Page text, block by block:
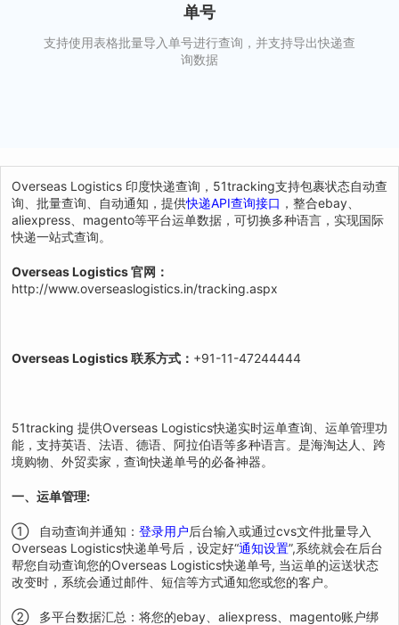
单号
支持使用表格批量导入单号进行查询，并支持导出快递查
询数据
Overseas Logistics 印度快递查询，51tracking支持包裹状态自动查
询、批量查询、自动通知，提供快递API查询接口 ，整合ebay、
aliexpress、magento等平台运单数据，可切换多种语言，实现国际
快递一站式查询。
Overseas Logistics 官网：
http://www.overseaslogistics.in/tracking.aspx
Overseas Logistics 联系方式： +91-11-47244444
51tracking 提供Overseas Logistics快递实时运单查询、运单管理功
能，支持英语、法语、德语、阿拉伯语等多种语言。是海淘达人、跨
境购物、外贸卖家，查询快递单号的必备神器。
一、运单管理:
① 自动查询并通知： 登录用户后台输入或通过cvs文件批量导入
Overseas Logistics快递单号后，设定好“通知设置”,系统就会在后台
帮您自动查询您的Overseas Logistics快递单号, 当运单的运送状态
改变时，系统会通过邮件、短信等方式通知您或您的客户。
② 多平台数据汇总：将您的ebay、aliexpress、magento账户绑